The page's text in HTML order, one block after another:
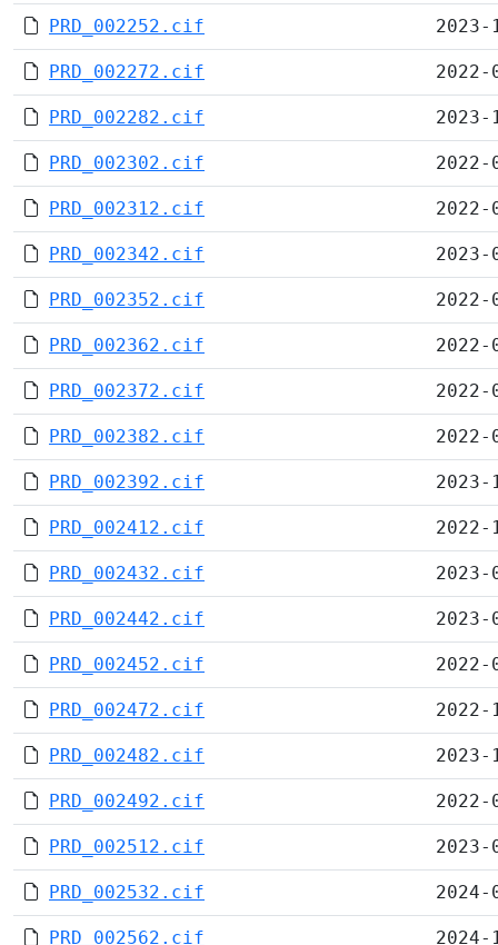
PRD_002252.cif
PRD_002272.cif
PRD_002282.cif
PRD_002302.cif
PRD_002312.cif
PRD_002342.cif
PRD_002352.cif
PRD_002362.cif
PRD_002372.cif
PRD_002382.cif
PRD_002392.cif
PRD_002412.cif
PRD_002432.cif
PRD_002442.cif
PRD_002452.cif
PRD_002472.cif
PRD_002482.cif
PRD_002492.cif
PRD_002512.cif
PRD_002532.cif
PRD_002562.cif